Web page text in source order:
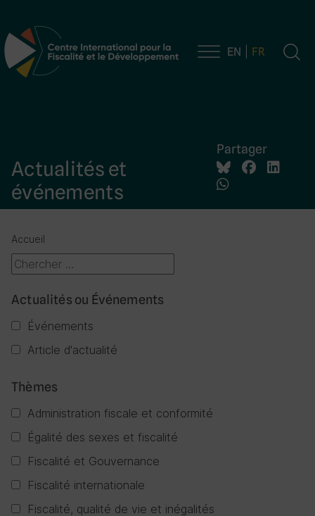
Navigation principale EN FR
Actualités et
événements
Partager
Accueil
Actualités ou Événements
Événements
Article d'actualité
Thèmes
Administration fiscale et conformité
Égalité des sexes et fiscalité
Fiscalité et Gouvernance
Fiscalité internationale
Fiscalité, qualité de vie et inégalités